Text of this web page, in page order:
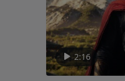
2:16